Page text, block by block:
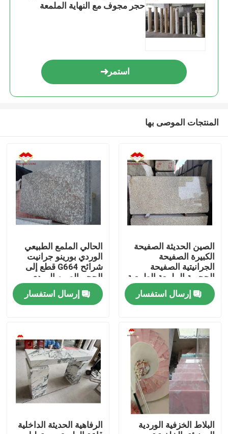
المنزل
حولنا
حجر مجوف مع النهاية الملمعة
استمر
المنتجات الموصى بها
الصين الحديثة الصفيحة
الكبيرة الصفيحة
الجرانيتية الصفيحة
الحجرية الملمعة الطبيعية
المقطوعة حسب الحجم
الصينية اللون الوردي
إرسال استفسار
الحالي الملمع الطبيعي
الوردي بورينو جرانيت
شرائح G664 قطع إلى
الحجم الصين الوردي
البورنو روزا الأسعار
إرسال استفسار
البلاط الخزفية الوردية
الرفاهية الحديثة الداخلية